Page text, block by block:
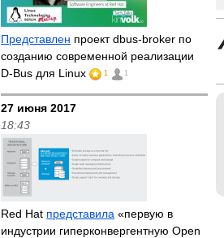
Представлен проект dbus-broker по
созданию современной реализации
D-Bus для Linux
1 1
27 июня 2017
18:43
Red Hat представила «первую в
индустрии гиперконвергентную Open